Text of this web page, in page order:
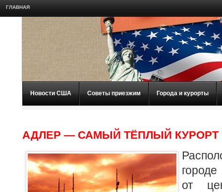
ГЛАВНАЯ
Новости США Советы приезжим Города и курорты
АДЛЕР — САМЫЙ ТЁПЛЫЙ КУРОРТ
от